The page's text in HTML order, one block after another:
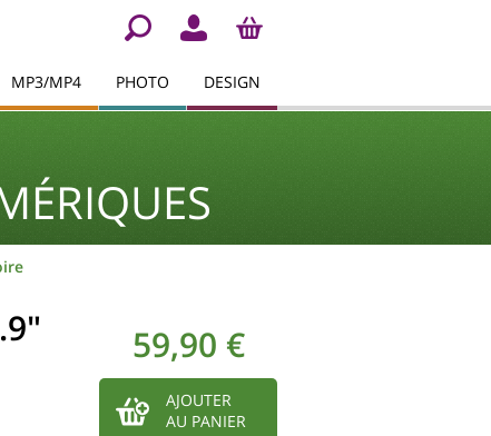
MP3/MP4 PHOTO DESIGN
59,90 €
AJOUTER
AU PANIER